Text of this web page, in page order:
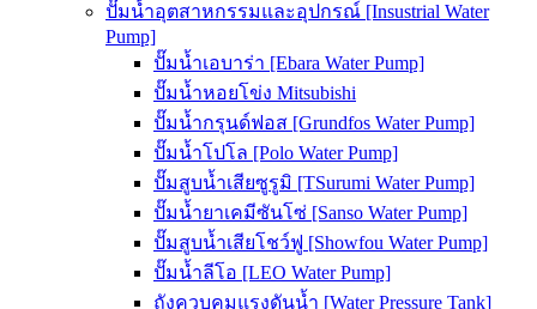
ปั๊มน้ำอุตสาหกรรมและอุปกรณ์ [Insustrial Water
Pump]
ปั๊มน้ำเอบาร่า [Ebara Water Pump]
ปั๊มน้ำหอยโข่ง Mitsubishi
ปั๊มน้ำกรุนด์ฟอส [Grundfos Water Pump]
ปั๊มน้ำโปโล [Polo Water Pump]
ปั๊มสูบน้ำเสียซูรูมิ [TSurumi Water Pump]
ปั๊มน้ำยาเคมีซันโซ่ [Sanso Water Pump]
ปั๊มสูบน้ำเสียโชว์ฟู [Showfou Water Pump]
ปั๊มน้ำลีโอ [LEO Water Pump]
ถังควบคุมแรงดันน้ำ [Water Pressure Tank]